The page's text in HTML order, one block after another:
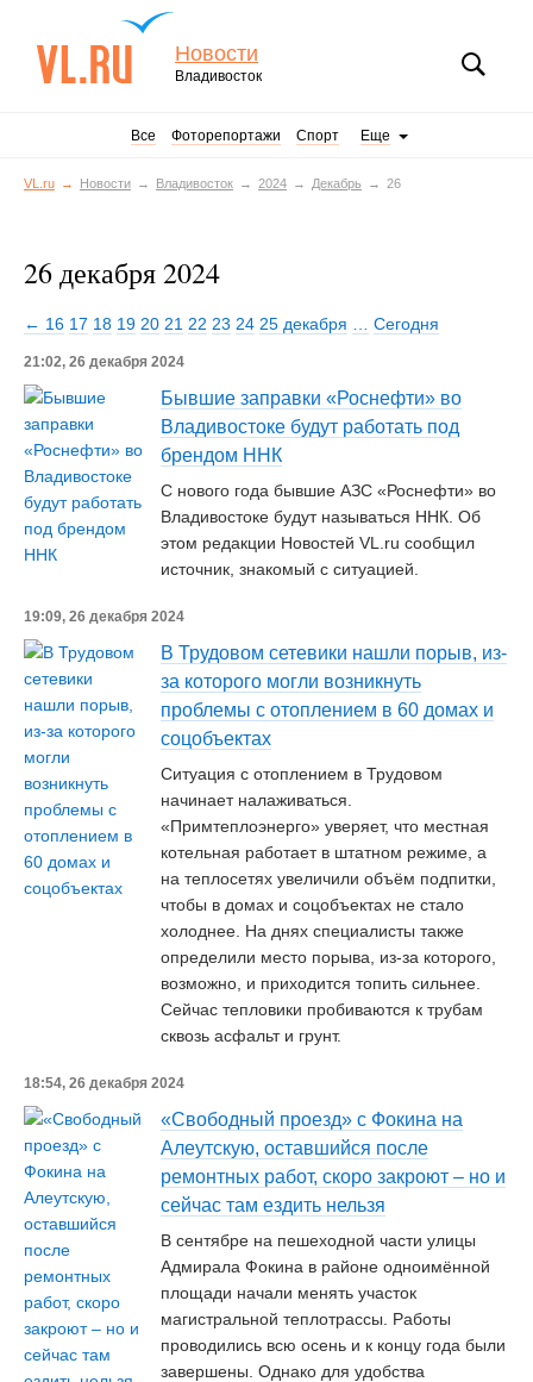
Новости
Владивосток
Все Фоторепортажи Спорт Еще
VL.ru Новости Владивосток 2024 Декабрь 26
26 декабря 2024
← 16 17 18 19 20 21 22 23 24 25 декабря Сегодня
21:02, 26 декабря 2024
Бывшие заправки «Роснефти» во
Владивостоке будут работать под
брендом ННК
С нового года бывшие АЗС «Роснефти» во
Владивостоке будут называться ННК. Об
этом редакции Новостей VL.ru сообщил
источник, знакомый с ситуацией.
19:09, 26 декабря 2024
В Трудовом сетевики нашли порыв, из-
за которого могли возникнуть
проблемы с отоплением в 60 домах и
соцобъектах
Ситуация с отоплением в Трудовом
начинает налаживаться.
«Примтеплоэнерго» уверяет, что местная
котельная работает в штатном режиме, а
на теплосетях увеличили объём подпитки,
чтобы в домах и соцобъектах не стало
холоднее. На днях специалисты также
определили место порыва, из-за которого,
возможно, и приходится топить сильнее.
Сейчас тепловики пробиваются к трубам
сквозь асфальт и грунт.
18:54, 26 декабря 2024
«Свободный проезд» с Фокина на
Алеутскую, оставшийся после
ремонтных работ, скоро закроют – но и
сейчас там ездить нельзя
В сентябре на пешеходной части улицы
Адмирала Фокина в районе одноимённой
площади начали менять участок
магистральной теплотрассы. Работы
проводились всю осень и к концу года были
завершены. Однако для удобства